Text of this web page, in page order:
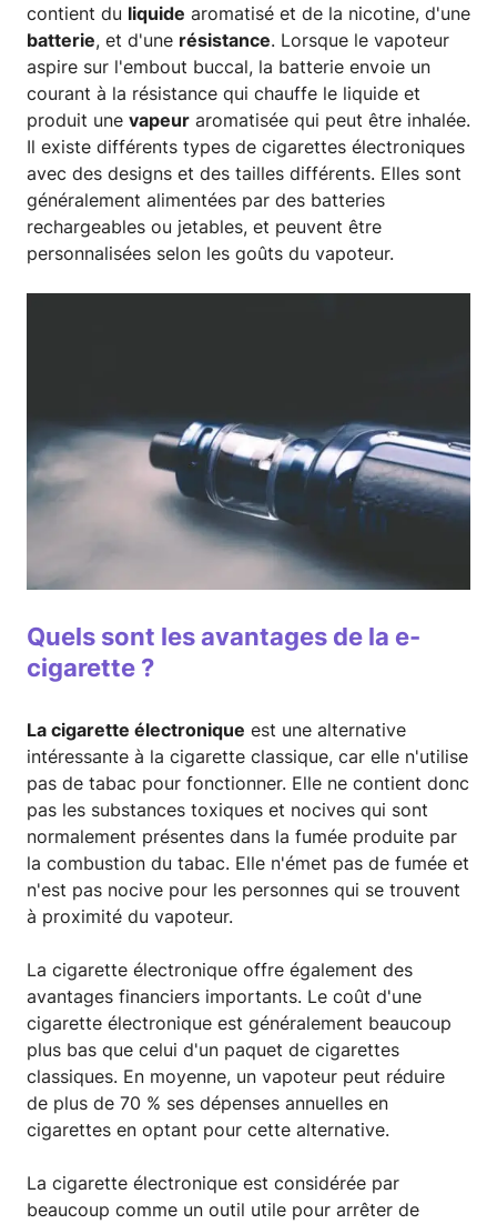
contient du liquide aromatisé et de la nicotine, d'une
batterie, et d'une résistance. Lorsque le vapoteur
aspire sur l'embout buccal, la batterie envoie un
courant à la résistance qui chauffe le liquide et
produit une vapeur aromatisée qui peut être inhalée.
Il existe différents types de cigarettes électroniques
avec des designs et des tailles différents. Elles sont
généralement alimentées par des batteries
rechargeables ou jetables, et peuvent être
personnalisées selon les goûts du vapoteur.
Quels sont les avantages de la e-
cigarette ?
La cigarette électronique est une alternative
intéressante à la cigarette classique, car elle n'utilise
pas de tabac pour fonctionner. Elle ne contient donc
pas les substances toxiques et nocives qui sont
normalement présentes dans la fumée produite par
la combustion du tabac. Elle n'émet pas de fumée et
n'est pas nocive pour les personnes qui se trouvent
à proximité du vapoteur.
La cigarette électronique offre également des
avantages financiers importants. Le coût d'une
cigarette électronique est généralement beaucoup
plus bas que celui d'un paquet de cigarettes
classiques. En moyenne, un vapoteur peut réduire
de plus de 70 % ses dépenses annuelles en
cigarettes en optant pour cette alternative.
La cigarette électronique est considérée par
beaucoup comme un outil utile pour arrêter de